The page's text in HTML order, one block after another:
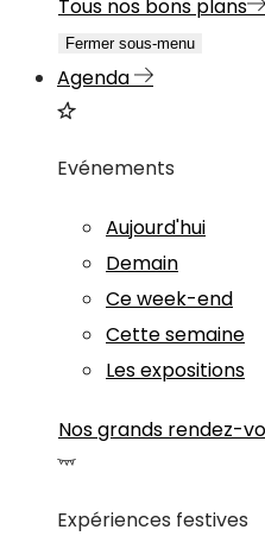
Tous nos bons plans
Fermer sous-menu
Agenda
Evénements
Aujourd'hui
Demain
Ce week-end
Cette semaine
Les expositions
Nos grands rendez-
Expériences festives